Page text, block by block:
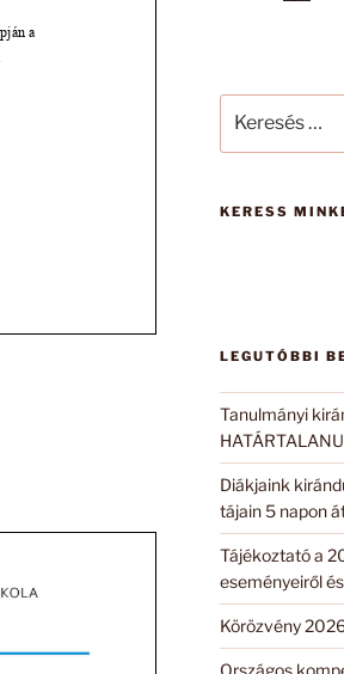
következő
KERESS
LEGUTÓBBI
Tanulmányi
Diákjaink
tájain 5 napon
Tájékoztató a
eseményeiről
Körözvény
Országos